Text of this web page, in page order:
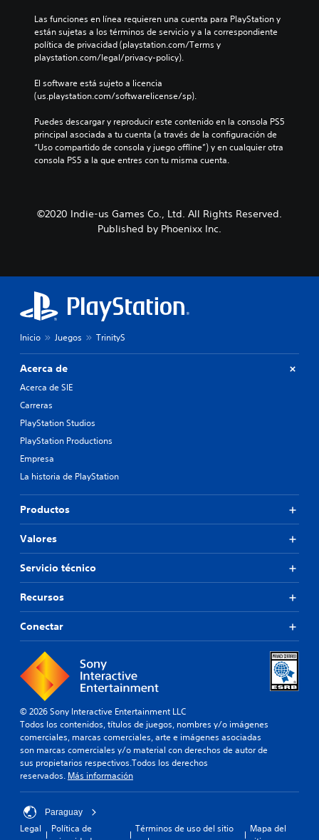
Las funciones en línea requieren una cuenta para PlayStation y
están sujetas a los términos de servicio y a la correspondiente
política de privacidad (playstation.com/Terms y
playstation.com/legal/privacy-policy).
El software está sujeto a licencia
(us.playstation.com/softwarelicense/sp).
Puedes descargar y reproducir este contenido en la consola PS5
principal asociada a tu cuenta (a través de la configuración de
“Uso compartido de consola y juego offline”) y en cualquier otra
consola PS5 a la que entres con tu misma cuenta.
©2020 Indie-us Games Co., Ltd. All Rights Reserved.
Published by Phoenixx Inc.
Inicio Juegos TrinityS
Acerca de
Acerca de SIE
Carreras
PlayStation Studios
PlayStation Productions
Empresa
La historia de PlayStation
Productos
Valores
Servicio técnico
Recursos
Conectar
© 2026 Sony Interactive Entertainment LLC
Todos los contenidos, títulos de juegos, nombres y/o imágenes
comerciales, marcas comerciales, arte e imágenes asociadas
son marcas comerciales y/o material con derechos de autor de
sus propietarios respectivos.Todos los derechos
reservados. Más información
Paraguay
Legal
Política de
Términos de uso del sitio
Mapa del